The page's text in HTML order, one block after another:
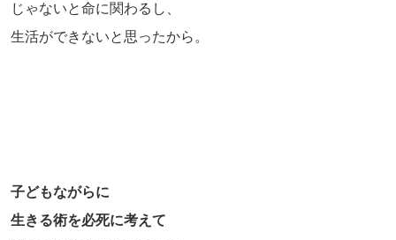
じゃないと命に関わるし、
生活ができないと思ったから。
子どもながらに
生きる術を必死に考えて